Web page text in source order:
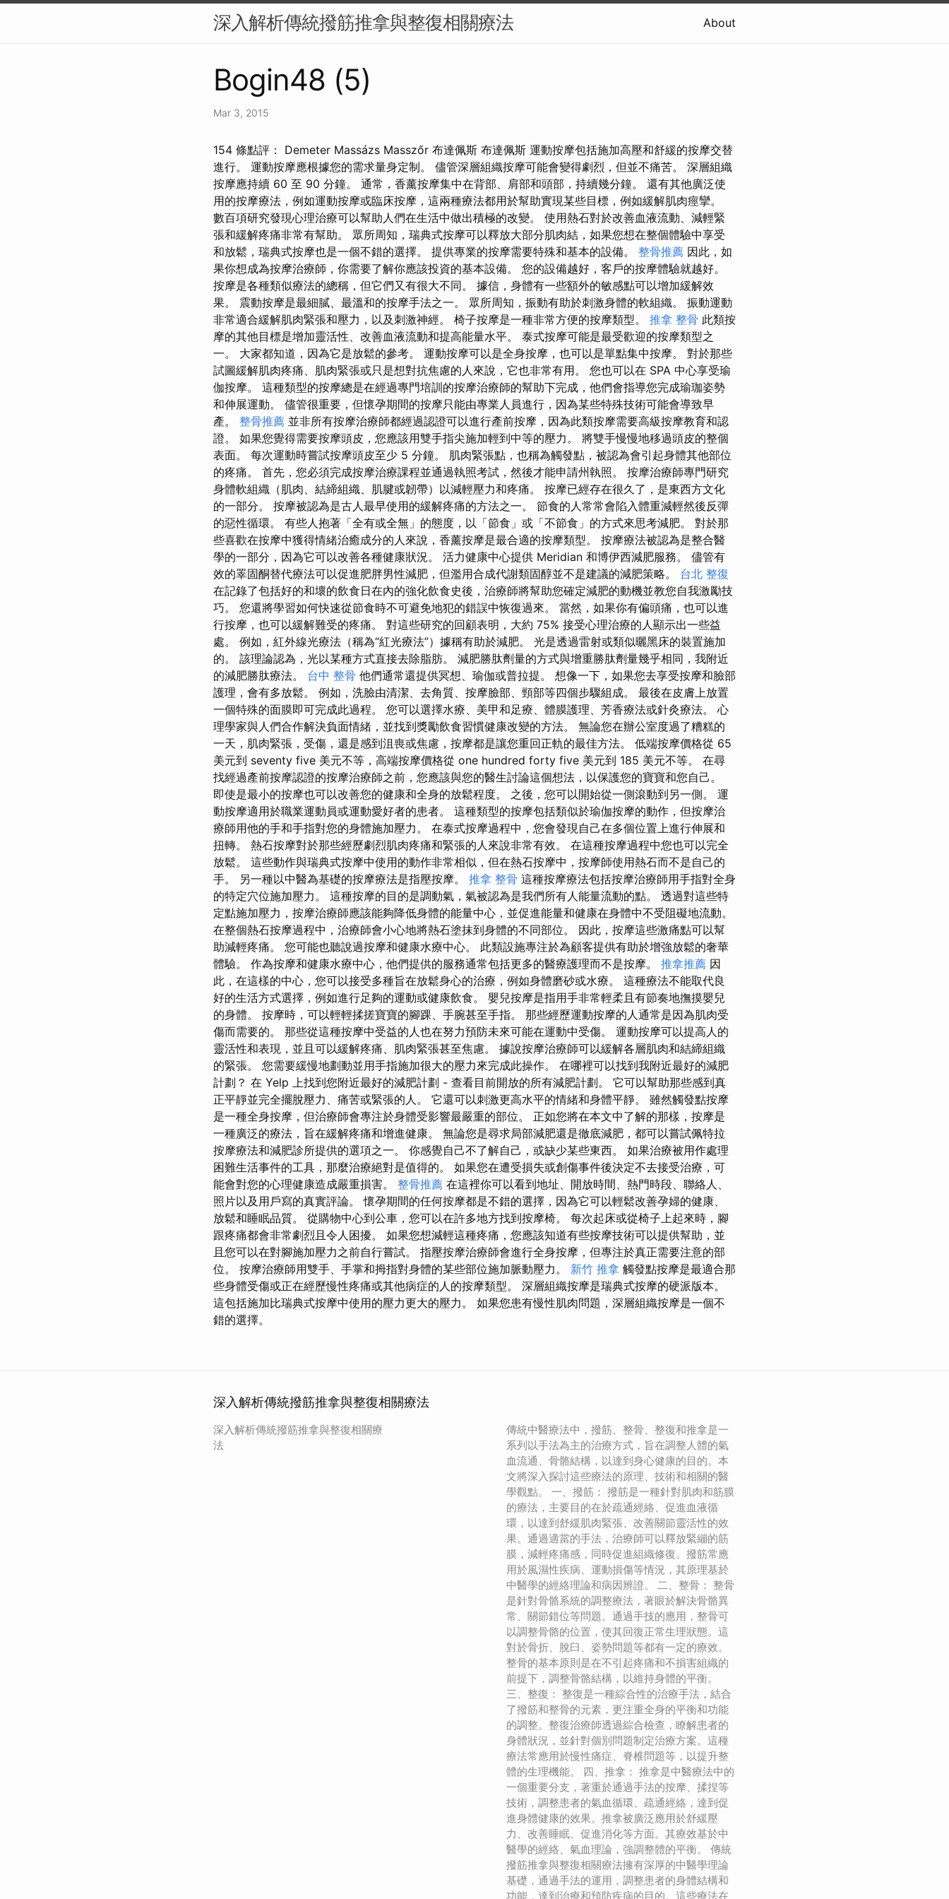
深入解析傳統撥筋推拿與整復相關療法 About
Bogin48 (5)
Mar 3, 2015
154 條點評： Demeter Massázs Masszőr 布達佩斯 布達佩斯 運動按摩包括施加高壓和舒緩的按摩交替
進行。 運動按摩應根據您的需求量身定制。 儘管深層組織按摩可能會變得劇烈，但並不痛苦。 深層組織
按摩應持續 60 至 90 分鐘。 通常，香薰按摩集中在背部、肩部和頭部，持續幾分鐘。 還有其他廣泛使
用的按摩療法，例如運動按摩或臨床按摩，這兩種療法都用於幫助實現某些目標，例如緩解肌肉痙攣。
數百項研究發現心理治療可以幫助人們在生活中做出積極的改變。 使用熱石對於改善血液流動、減輕緊
張和緩解疼痛非常有幫助。 眾所周知，瑞典式按摩可以釋放大部分肌肉結，如果您想在整個體驗中享受
和放鬆，瑞典式按摩也是一個不錯的選擇。 提供專業的按摩需要特殊和基本的設備。 整骨推薦 因此，如
果你想成為按摩治療師，你需要了解你應該投資的基本設備。 您的設備越好，客戶的按摩體驗就越好。
按摩是各種類似療法的總稱，但它們又有很大不同。 據信，身體有一些額外的敏感點可以增加緩解效
果。 震動按摩是最細膩、最溫和的按摩手法之一。 眾所周知，振動有助於刺激身體的軟組織。 振動運動
非常適合緩解肌肉緊張和壓力，以及刺激神經。 椅子按摩是一種非常方便的按摩類型。 推拿 整骨 此類按
摩的其他目標是增加靈活性、改善血液流動和提高能量水平。 泰式按摩可能是最受歡迎的按摩類型之
一。 大家都知道，因為它是放鬆的參考。 運動按摩可以是全身按摩，也可以是單點集中按摩。 對於那些
試圖緩解肌肉疼痛、肌肉緊張或只是想對抗焦慮的人來說，它也非常有用。 您也可以在 SPA 中心享受瑜
伽按摩。 這種類型的按摩總是在經過專門培訓的按摩治療師的幫助下完成，他們會指導您完成瑜珈姿勢
和伸展運動。 儘管很重要，但懷孕期間的按摩只能由專業人員進行，因為某些特殊技術可能會導致早
產。 整骨推薦 並非所有按摩治療師都經過認證可以進行產前按摩，因為此類按摩需要高級按摩教育和認
證。 如果您覺得需要按摩頭皮，您應該用雙手指尖施加輕到中等的壓力。 將雙手慢慢地移過頭皮的整個
表面。 每次運動時嘗試按摩頭皮至少 5 分鐘。 肌肉緊張點，也稱為觸發點，被認為會引起身體其他部位
的疼痛。 首先，您必須完成按摩治療課程並通過執照考試，然後才能申請州執照。 按摩治療師專門研究
身體軟組織（肌肉、結締組織、肌腱或韌帶）以減輕壓力和疼痛。 按摩已經存在很久了，是東西方文化
的一部分。 按摩被認為是古人最早使用的緩解疼痛的方法之一。 節食的人常常會陷入體重減輕然後反彈
的惡性循環。 有些人抱著「全有或全無」的態度，以「節食」或「不節食」的方式來思考減肥。 對於那
些喜歡在按摩中獲得情緒治癒成分的人來說，香薰按摩是最合適的按摩類型。 按摩療法被認為是整合醫
學的一部分，因為它可以改善各種健康狀況。 活力健康中心提供 Meridian 和博伊西減肥服務。 儘管有
效的睪固酮替代療法可以促進肥胖男性減肥，但濫用合成代謝類固醇並不是建議的減肥策略。 台北 整復
在記錄了包括好的和壞的飲食日在內的強化飲食史後，治療師將幫助您確定減肥的動機並教您自我激勵技
巧。 您還將學習如何快速從節食時不可避免地犯的錯誤中恢復過來。 當然，如果你有偏頭痛，也可以進
行按摩，也可以緩解難受的疼痛。 對這些研究的回顧表明，大約 75% 接受心理治療的人顯示出一些益
處。 例如，紅外線光療法（稱為“紅光療法”）據稱有助於減肥。 光是透過雷射或類似曬黑床的裝置施加
的。 該理論認為，光以某種方式直接去除脂肪。 減肥勝肽劑量的方式與增重勝肽劑量幾乎相同，我附近
的減肥勝肽療法。 台中 整骨 他們通常還提供冥想、瑜伽或普拉提。 想像一下，如果您去享受按摩和臉部
護理，會有多放鬆。 例如，洗臉由清潔、去角質、按摩臉部、頸部等四個步驟組成。 最後在皮膚上放置
一個特殊的面膜即可完成此過程。 您可以選擇水療、美甲和足療、體膜護理、芳香療法或針灸療法。 心
理學家與人們合作解決負面情緒，並找到獎勵飲食習慣健康改變的方法。 無論您在辦公室度過了糟糕的
一天，肌肉緊張，受傷，還是感到沮喪或焦慮，按摩都是讓您重回正軌的最佳方法。 低端按摩價格從 65
美元到 seventy five 美元不等，高端按摩價格從 one hundred forty five 美元到 185 美元不等。 在尋
找經過產前按摩認證的按摩治療師之前，您應該與您的醫生討論這個想法，以保護您的寶寶和您自己。
即使是最小的按摩也可以改善您的健康和全身的放鬆程度。 之後，您可以開始從一側滾動到另一側。 運
動按摩適用於職業運動員或運動愛好者的患者。 這種類型的按摩包括類似於瑜伽按摩的動作，但按摩治
療師用他的手和手指對您的身體施加壓力。 在泰式按摩過程中，您會發現自己在多個位置上進行伸展和
扭轉。 熱石按摩對於那些經歷劇烈肌肉疼痛和緊張的人來說非常有效。 在這種按摩過程中您也可以完全
放鬆。 這些動作與瑞典式按摩中使用的動作非常相似，但在熱石按摩中，按摩師使用熱石而不是自己的
手。 另一種以中醫為基礎的按摩療法是指壓按摩。 推拿 整骨 這種按摩療法包括按摩治療師用手指對全身
的特定穴位施加壓力。 這種按摩的目的是調動氣，氣被認為是我們所有人能量流動的點。 透過對這些特
定點施加壓力，按摩治療師應該能夠降低身體的能量中心，並促進能量和健康在身體中不受阻礙地流動。
在整個熱石按摩過程中，治療師會小心地將熱石塗抹到身體的不同部位。 因此，按摩這些激痛點可以幫
助減輕疼痛。 您可能也聽說過按摩和健康水療中心。 此類設施專注於為顧客提供有助於增強放鬆的奢華
體驗。 作為按摩和健康水療中心，他們提供的服務通常包括更多的醫療護理而不是按摩。 推拿推薦 因
此，在這樣的中心，您可以接受多種旨在放鬆身心的治療，例如身體磨砂或水療。 這種療法不能取代良
好的生活方式選擇，例如進行足夠的運動或健康飲食。 嬰兒按摩是指用手非常輕柔且有節奏地撫摸嬰兒
的身體。 按摩時，可以輕輕揉搓寶寶的腳踝、手腕甚至手指。 那些經歷運動按摩的人通常是因為肌肉受
傷而需要的。 那些從這種按摩中受益的人也在努力預防未來可能在運動中受傷。 運動按摩可以提高人的
靈活性和表現，並且可以緩解疼痛、肌肉緊張甚至焦慮。 據說按摩治療師可以緩解各層肌肉和結締組織
的緊張。 您需要緩慢地劃動並用手指施加很大的壓力來完成此操作。 在哪裡可以找到我附近最好的減肥
計劃？ 在 Yelp 上找到您附近最好的減肥計劃 - 查看目前開放的所有減肥計劃。 它可以幫助那些感到真
正平靜並完全擺脫壓力、痛苦或緊張的人。 它還可以刺激更高水平的情緒和身體平靜。 雖然觸發點按摩
是一種全身按摩，但治療師會專注於身體受影響最嚴重的部位。 正如您將在本文中了解的那樣，按摩是
一種廣泛的療法，旨在緩解疼痛和增進健康。 無論您是尋求局部減肥還是徹底減肥，都可以嘗試佩特拉
按摩療法和減肥診所提供的選項之一。 你感覺自己不了解自己，或缺少某些東西。 如果治療被用作處理
困難生活事件的工具，那麼治療絕對是值得的。 如果您在遭受損失或創傷事件後決定不去接受治療，可
能會對您的心理健康造成嚴重損害。 整骨推薦 在這裡你可以看到地址、開放時間、熱門時段、聯絡人、
照片以及用戶寫的真實評論。 懷孕期間的任何按摩都是不錯的選擇，因為它可以輕鬆改善孕婦的健康、
放鬆和睡眠品質。 從購物中心到公車，您可以在許多地方找到按摩椅。 每次起床或從椅子上起來時，腳
跟疼痛都會非常劇烈且令人困擾。 如果您想減輕這種疼痛，您應該知道有些按摩技術可以提供幫助，並
且您可以在對腳施加壓力之前自行嘗試。 指壓按摩治療師會進行全身按摩，但專注於真正需要注意的部
位。 按摩治療師用雙手、手掌和拇指對身體的某些部位施加脈動壓力。 新竹 推拿 觸發點按摩是最適合那
些身體受傷或正在經歷慢性疼痛或其他病症的人的按摩類型。 深層組織按摩是瑞典式按摩的硬派版本。
這包括施加比瑞典式按摩中使用的壓力更大的壓力。 如果您患有慢性肌肉問題，深層組織按摩是一個不
錯的選擇。
深入解析傳統撥筋推拿與整復相關療法
深入解析傳統撥筋推拿與整復相關療
法
傳統中醫療法中，撥筋、整骨、整復和推拿是一
系列以手法為主的治療方式，旨在調整人體的氣
血流通、骨骼結構，以達到身心健康的目的。本
文將深入探討這些療法的原理、技術和相關的醫
學觀點。 一、撥筋： 撥筋是一種針對肌肉和筋膜
的療法，主要目的在於疏通經絡、促進血液循
環，以達到舒緩肌肉緊張、改善關節靈活性的效
果。通過適當的手法，治療師可以釋放緊繃的筋
膜，減輕疼痛感，同時促進組織修復。撥筋常應
用於風濕性疾病、運動損傷等情況，其原理基於
中醫學的經絡理論和病因辨證。 二、整骨： 整骨
是針對骨骼系統的調整療法，著眼於解決骨骼異
常、關節錯位等問題。通過手技的應用，整骨可
以調整骨骼的位置，使其回復正常生理狀態。這
對於骨折、脫臼、姿勢問題等都有一定的療效。
整骨的基本原則是在不引起疼痛和不損害組織的
前提下，調整骨骼結構，以維持身體的平衡。
三、整復： 整復是一種綜合性的治療手法，結合
了撥筋和整骨的元素，更注重全身的平衡和功能
的調整。整復治療師透過綜合檢查，瞭解患者的
身體狀況，並針對個別問題制定治療方案。這種
療法常應用於慢性痛症、脊椎問題等，以提升整
體的生理機能。 四、推拿： 推拿是中醫療法中的
一個重要分支，著重於通過手法的按摩、揉捏等
技術，調整患者的氣血循環、疏通經絡，達到促
進身體健康的效果。推拿被廣泛應用於舒緩壓
力、改善睡眠、促進消化等方面。其療效基於中
醫學的經絡、氣血理論，強調整體的平衡。 傳統
撥筋推拿與整復相關療法擁有深厚的中醫學理論
基礎，通過手法的運用，調整患者的身體結構和
功能，達到治療和預防疾病的目的。這些療法在